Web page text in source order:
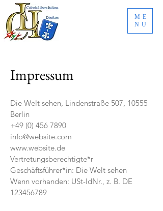
ME
NU
Impressum
Die Welt sehen, Lindenstraße 507, 10555
Berlin
+49 (0) 456 7890
info@website.com
www.website.de
Vertretungsberechtigte*r
Geschäftsführer*in: Die Welt sehen
Wenn vorhanden: USt-IdNr., z. B. DE
123456789